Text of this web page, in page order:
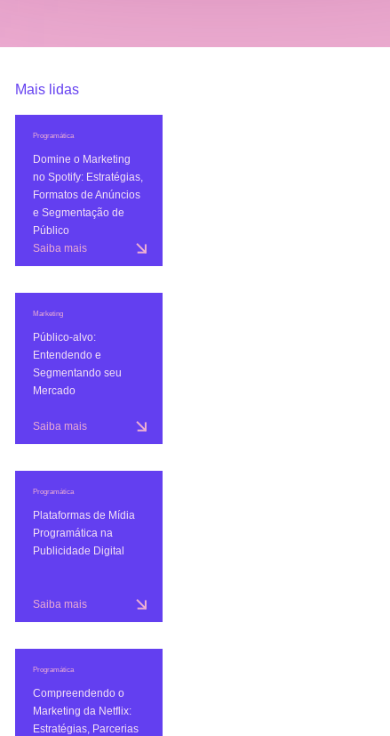
Mais lidas
Programática
Domine o Marketing
no Spotify: Estratégias,
Formatos de Anúncios
e Segmentação de
Público
Saiba mais
Marketing
Público-alvo:
Entendendo e
Segmentando seu
Mercado
Saiba mais
Programática
Plataformas de Mídia
Programática na
Publicidade Digital
Saiba mais
Programática
Compreendendo o
Marketing da Netflix:
Estratégias, Parcerias